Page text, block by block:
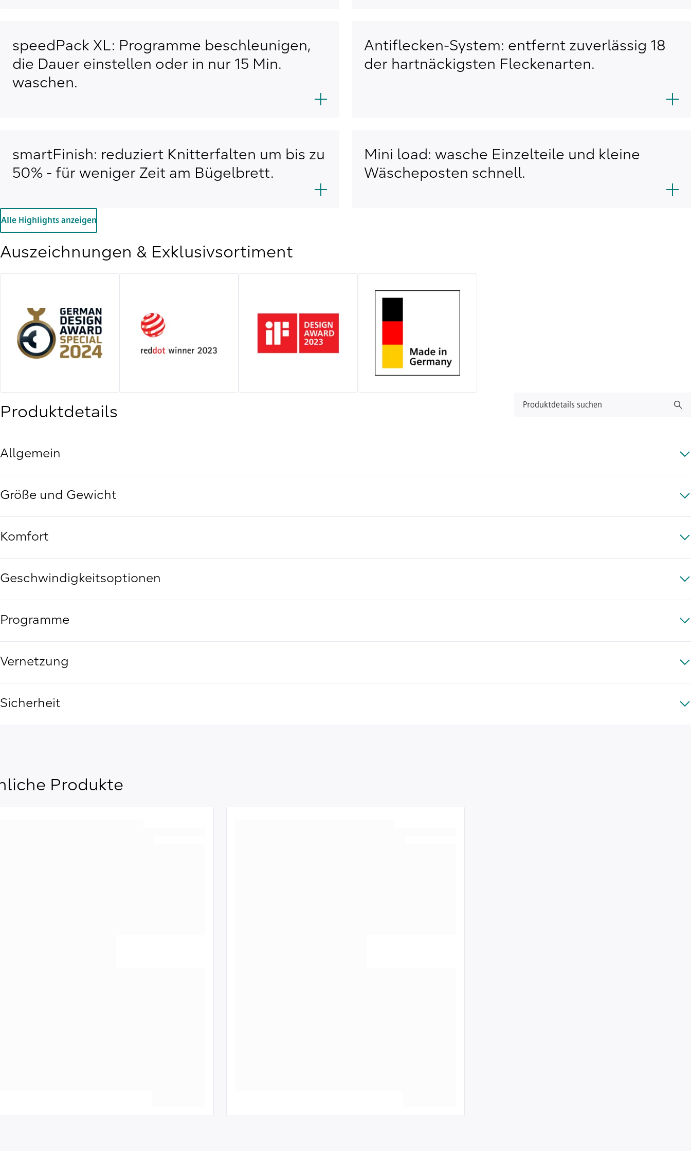
speedPack XL: Programme beschleunigen,
die Dauer einstellen oder in nur 15 Min.
waschen.
Antiflecken-System: entfernt zuverlässig 18
der hartnäckigsten Fleckenarten.
smartFinish: reduziert Knitterfalten um bis zu
50% - für weniger Zeit am Bügelbrett.
Mini load: wasche Einzelteile und kleine
Wäscheposten schnell.
Alle Highlights anzeigen
Auszeichnungen & Exklusivsortiment
Produktdetails
Produktdetails suchen
Allgemein
Größe und Gewicht
Komfort
Geschwindigkeitsoptionen
Programme
Vernetzung
Sicherheit
Produkte